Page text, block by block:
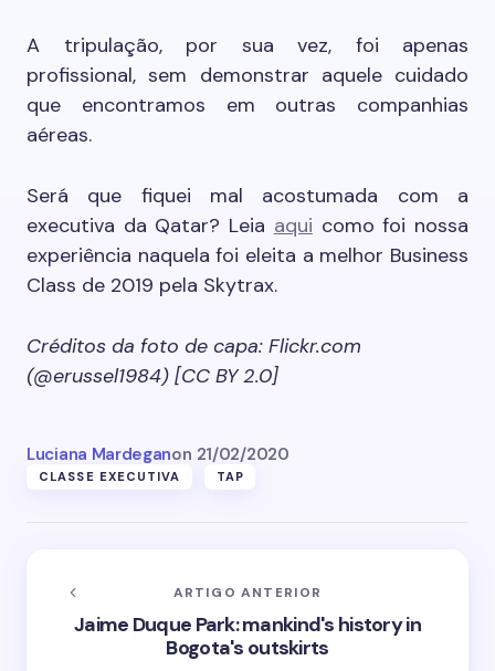
A tripulação, por sua vez, foi apenas
profissional, sem demonstrar aquele cuidado
que encontramos em outras companhias
aéreas.
Será que fiquei mal acostumada com a
executiva da Qatar? Leia aqui como foi nossa
experiência naquela foi eleita a melhor Business
Class de 2019 pela Skytrax.
Créditos da foto de capa: Flickr.com
(@erussel1984) [CC BY 2.0]
Luciana Mardeganon 21/02/2020
CLASSE EXECUTIVA TAP
ARTIGO ANTERIOR
Jaime Duque Park: mankind's history in
Bogota's outskirts